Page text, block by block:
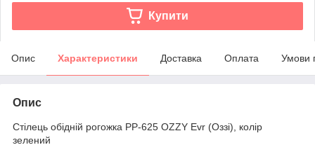
Купити
Опис Характеристики Доставка Оплата Умови
Опис
Стілець обідній рогожка PP-625 OZZY Evr (Оззі), колір
зелений